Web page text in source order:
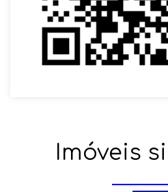
Imóveis